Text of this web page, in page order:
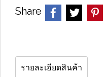
Share
รายละเอียดสินค้า